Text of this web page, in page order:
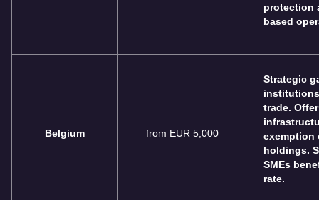
protection
based
Belgium from EUR 5,000
Strategic
trade.
exemption
holdings.
SMEs
rate.